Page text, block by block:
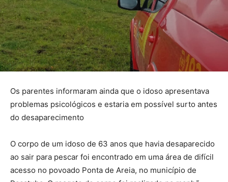
Os parentes informaram ainda que o idoso apresentava
problemas psicológicos e estaria em possível surto antes
do desaparecimento
O corpo de um idoso de 63 anos que havia desaparecido
ao sair para pescar foi encontrado em uma área de difícil
acesso no povoado Ponta de Areia, no município de